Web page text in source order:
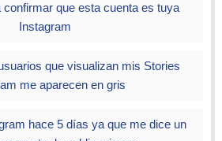
confirmar que esta cuenta es tuya
Instagram
que visualizan mis Stories
me aparecen en gris
hace 5 días ya que me dice un